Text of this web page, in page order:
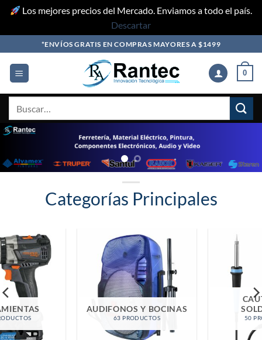
Los mejores precios del Mercado. Enviamos a todo el país.
Descartar
to
content
*ENVÍOS GRATIS EN COMPRAS MAYORES A $1499
0
Categorías Principales
AUDIFONOS Y BOCINAS
CAUTINES Y
SOLDADURA